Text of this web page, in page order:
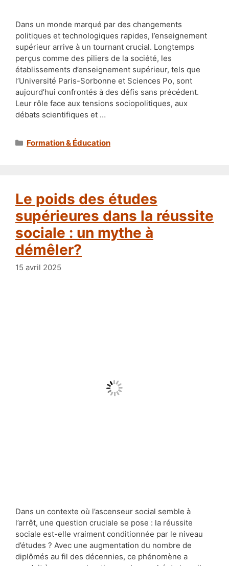
Dans un monde marqué par des changements
politiques et technologiques rapides, l’enseignement
supérieur arrive à un tournant crucial. Longtemps
perçus comme des piliers de la société, les
établissements d’enseignement supérieur, tels que
l’Université Paris-Sorbonne et Sciences Po, sont
aujourd’hui confrontés à des défis sans précédent.
Leur rôle face aux tensions sociopolitiques, aux
débats scientifiques et …
Catégories
Formation & Éducation
Le poids des études
supérieures dans la réussite
sociale : un mythe à
démêler?
15 avril 2025
Dans un contexte où l’ascenseur social semble à
l’arrêt, une question cruciale se pose : la réussite
sociale est-elle vraiment conditionnée par le niveau
d’études ? Avec une augmentation du nombre de
diplômés au fil des décennies, ce phénomène a